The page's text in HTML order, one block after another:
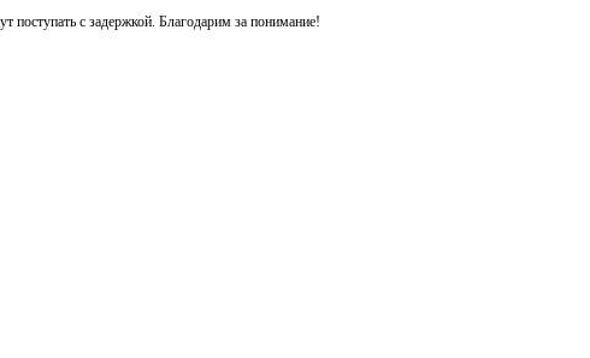
с задержкой. Благодарим за понимание!